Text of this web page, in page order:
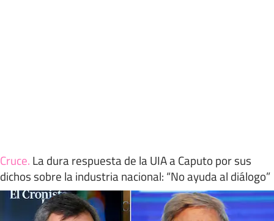
Cruce. La dura respuesta de la UIA a Caputo por sus
dichos sobre la industria nacional: “No ayuda al diálogo”